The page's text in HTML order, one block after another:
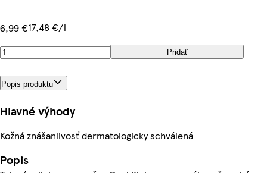
6,99 €17,48 €/l
Pridať
Popis produktu
Hlavné výhody
Kožná znášanlivosť dermatologicky schválená
Popis